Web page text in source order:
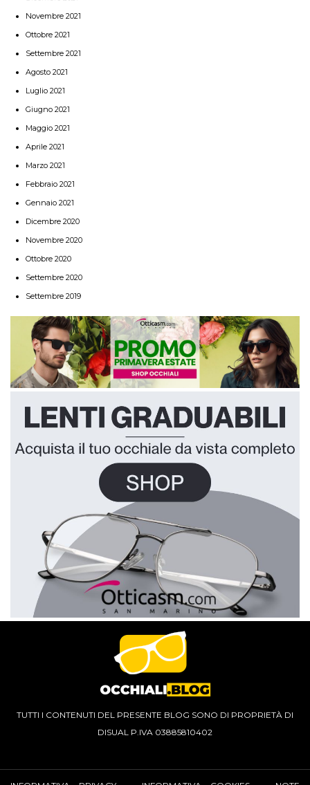
Novembre 2021
Ottobre 2021
Settembre 2021
Agosto 2021
Luglio 2021
Giugno 2021
Maggio 2021
Aprile 2021
Marzo 2021
Febbraio 2021
Gennaio 2021
Dicembre 2020
Novembre 2020
Ottobre 2020
Settembre 2020
Settembre 2019
TUTTI I CONTENUTI DEL PRESENTE BLOG SONO DI PROPRIETÀ DI
DISUAL P.IVA 03885810402